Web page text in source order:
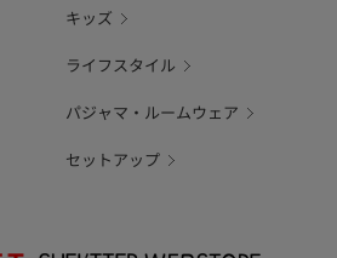
キッズ
ライフスタイル
パジャマ・ルームウェア
セットアップ